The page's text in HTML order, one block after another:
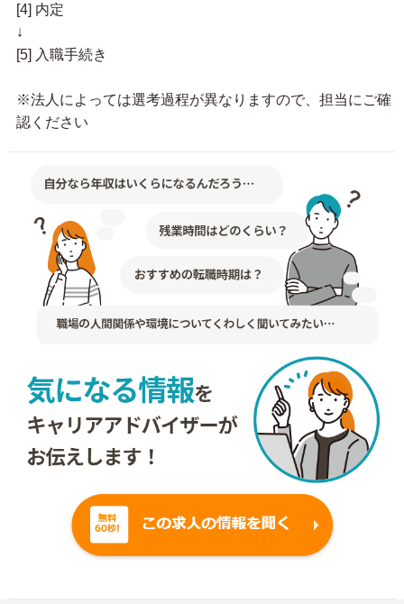
[4] 内定
↓
[5] 入職手続き
※法人によっては選考過程が異なりますので、担当にご確
認ください